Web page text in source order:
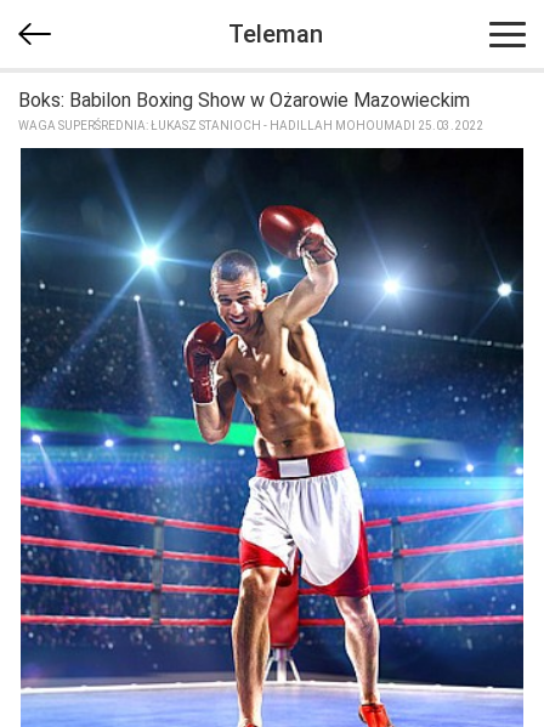
Teleman
Boks: Babilon Boxing Show w Ożarowie Mazowieckim
WAGA SUPERŚREDNIA: ŁUKASZ STANIOCH - HADILLAH MOHOUMADI 25.03.2022